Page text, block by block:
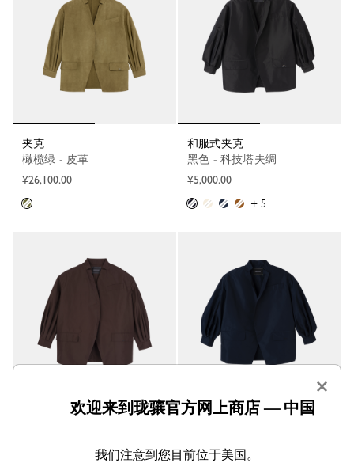
夹克
橄榄绿 - 皮革
¥26,100.00
和服式夹克
黑色 - 科技塔夫绸
¥5,000.00
+ 5
和服式夹克
和服式夹克
¥5,000.00
×
欢迎来到珑骧官方网上商店 — 中国
我们注意到您目前位于美国。